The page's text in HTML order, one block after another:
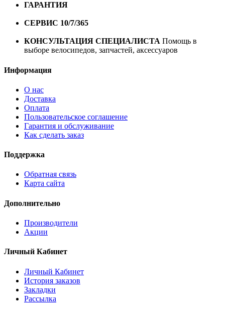
ГАРАНТИЯ
СЕРВИС 10/7/365
КОНСУЛЬТАЦИЯ СПЕЦИАЛИСТА Помощь в
выборе велосипедов, запчастей, аксессуаров
Информация
О нас
Доставка
Оплата
Пользовательское соглашение
Гарантия и обслуживание
Как сделать заказ
Поддержка
Обратная связь
Карта сайта
Дополнительно
Производители
Акции
Личный Кабинет
Личный Кабинет
История заказов
Закладки
Рассылка